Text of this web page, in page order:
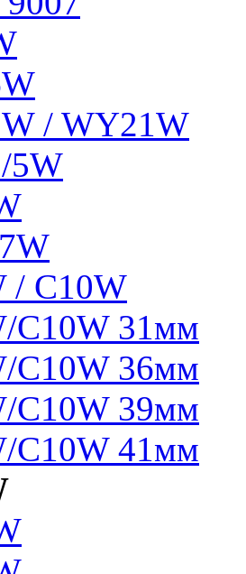
/ WY21W
5W
/ C10W
C10W 31мм
C10W 36мм
C10W 39мм
C10W 41мм